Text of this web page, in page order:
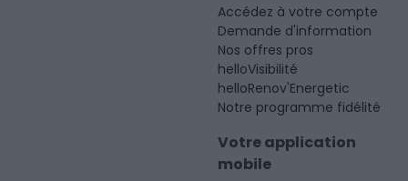
Accédez à votre compte
Demande d'information
Nos offres pros
helloVisibilité
helloRenov'Energetic
Notre programme fidélité
Votre application
mobile